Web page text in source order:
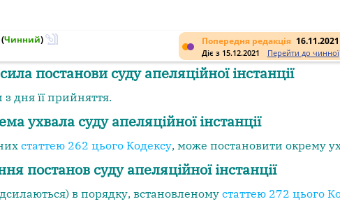
Попередня редакція 16.11.2021
Діє з 15.12.2021 Перейти до чинної
(Чинний)